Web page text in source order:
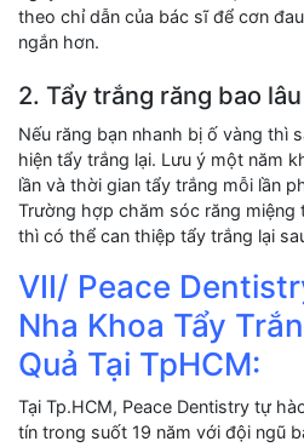
theo chỉ dẫn của bác sĩ để cơn
ngắn hơn.
2. Tẩy trắng răng bao
Nếu răng bạn nhanh bị ố vàng thì
hiện tẩy trắng lại. Lưu ý một năm
lần và thời gian tẩy trắng mỗi lần
Trường hợp chăm sóc răng
thì có thể can thiệp tẩy trắng lại
VII/ Peace
Nha Khoa Tẩy
Quả Tại TpHCM:
Tại Tp.HCM, Peace Dentistry tự
tín trong suốt 19 năm với đội ngũ